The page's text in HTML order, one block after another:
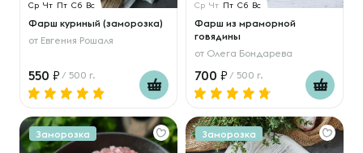
Ср Чт Пт Сб Вс
Фарш куриный (заморозка)
от Евгения Рошаля
550 / 500 г.
Ср Чт Пт Сб Вс
Фарш из мраморной
говядины
от Олега Бондарева
700 / 500 г.
Заморозка Заморозка